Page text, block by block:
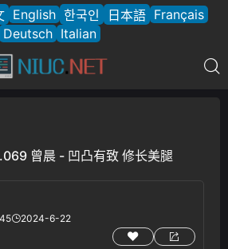
English 한국인 日本語 Français
Deutsch Italian
曾晨 - 凹凸有致 修长美腿
45 2024-6-22